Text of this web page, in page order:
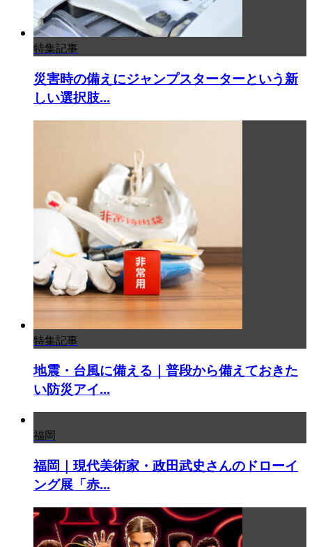
特集記事
災害時の備えにジャンプスターターという新
しい選択肢...
特集記事
地震・台風に備える｜普段から備えておきた
い防災アイ...
福岡
福岡｜現代美術家・政田武史さんのドローイ
ング展「赤...